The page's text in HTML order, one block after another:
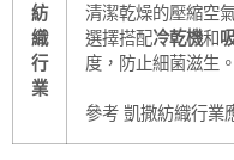
紡
織
行
業
清潔乾燥的壓縮空
選擇搭配冷乾機和
度，防止細菌滋生。
參考 凱撒紡織行業